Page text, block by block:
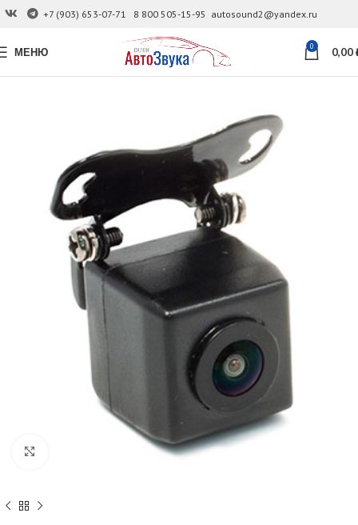
+7 (903) 653-07-71 8 800 505-15-95 autosound2@yandex.ru
МЕНЮ 0 0,00